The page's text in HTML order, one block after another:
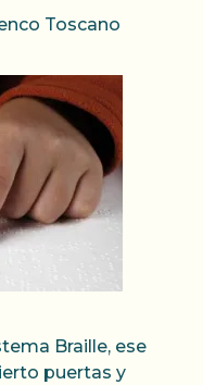
Toscano
Braille, ese
puertas y